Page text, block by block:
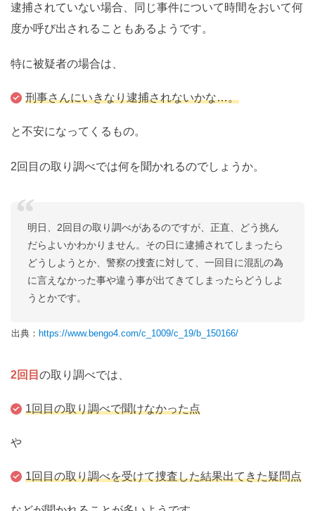
逮捕されていない場合、同じ事件について時間をおいて何
度か呼び出されることもあるようです。
特に被疑者の場合は、
刑事さんにいきなり逮捕されないかな…。
と不安になってくるもの。
2回目の取り調べでは何を聞かれるのでしょうか。
明日、2回目の取り調べがあるのですが、正直、どう挑ん
だらよいかわかりません。その日に逮捕されてしまったら
どうしようとか、警察の捜査に対して、一回目に混乱の為
に言えなかった事や違う事が出てきてしまったらどうしよ
うとかです。
出典： https://www.bengo4.com/c_1009/c_19/b_150166/
2回目 の取り調べでは、
1回目の取り調べで聞けなかった点
や
1回目の取り調べを受けて捜査した結果出てきた疑問点